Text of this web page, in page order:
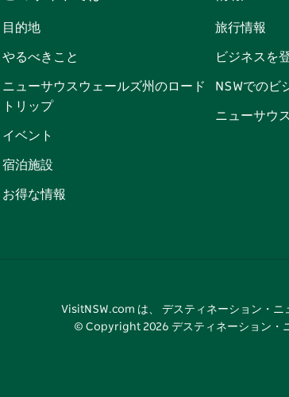
イ
ス
ブ
ッ
ッ
ー ー
ブ
目的地
やるべきこと
ニューサウスウェールズ州のロード
トリップ
イベント
宿泊施設
お得な情報
旅行情報
ビジネスを
NSWでのビ
ニューサウ
VisitNSW.com は、 デスティネーション・ニ
© Copyright 2026 デスティネーション・